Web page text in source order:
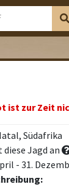
ist zur Zeit
Südafrika
diese Jagd an
- 31.